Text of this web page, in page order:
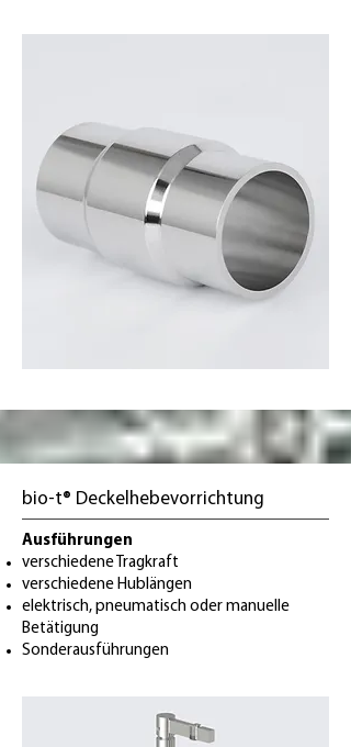
bio-t® Deckelhebevorrichtung
Ausführungen
verschiedene Tragkraft
verschiedene Hublängen
elektrisch, pneumatisch oder manuelle
Betätigung
Sonderausführungen